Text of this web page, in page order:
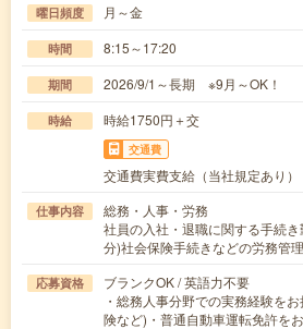
曜日頻度 月～金
時間 8:15～17:20
期間 2026/9/1～長期 ※9月～OK！
時給 時給1750円＋交
交通費
交通費実費支給（当社規定あり）
仕事内容
総務・人事・労務
社員の入社・退職に関する手続
分)社会保険手続きなどの労務管
応募資格
ブランクOK / 英語力不要
・総務人事分野での実務経験を
険など)・普通自動車運転免許を